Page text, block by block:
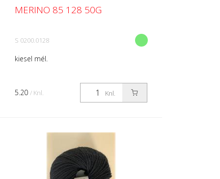
MERINO 85 128 50G
S 0200.0128
kiesel mél.
Knl.
5.20 / Knl.